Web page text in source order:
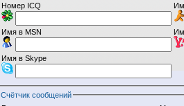
Номер ICQ
Имя в MSN
Имя в Skype
Счётчик сообщений